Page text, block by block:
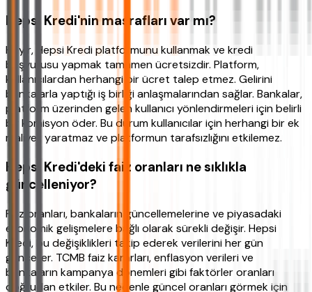
Hepsi Kredi'nin masrafları var mı?
Hayır, Hepsi Kredi platformunu kullanmak ve kredi
başvurusu yapmak tamamen ücretsizdir. Platform,
kullanıcılardan herhangi bir ücret talep etmez. Gelirini
bankalarla yaptığı iş birliği anlaşmalarından sağlar. Bankalar,
platform üzerinden gelen kullanıcı yönlendirmeleri için belirli
bir komisyon öder. Bu durum kullanıcılar için herhangi bir ek
maliyet yaratmaz ve platformun tarafsızlığını etkilemez.
Hepsi Kredi'deki faiz oranları ne sıklıkla
güncelleniyor?
Faiz oranları, bankaların güncellemelerine ve piyasadaki
ekonomik gelişmelere bağlı olarak sürekli değişir. Hepsi
Kredi, bu değişiklikleri takip ederek verilerini her gün
günceller. TCMB faiz kararları, enflasyon verileri ve
bankaların kampanya dönemleri gibi faktörler oranları
doğrudan etkiler. Bu nedenle güncel oranları görmek için